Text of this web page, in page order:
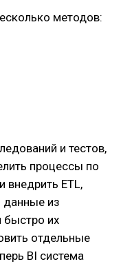
методов:
и тестов,
процессы по
внедрить ETL,
данные из
быстро их
отдельные
BI система